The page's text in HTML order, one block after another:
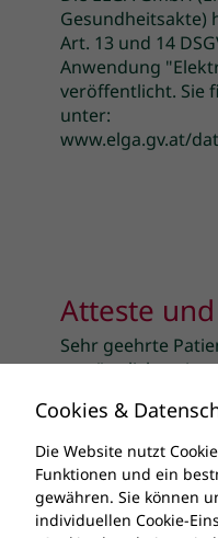
Gesundheitsakte)
Art. 13 und 14
Anwendung
veröffentlicht. Sie
unter:
www.elga.gv.at/
Atteste
Sehr geehrte
von ärztlichen
von der
daher privat
Verständnis, Ihr
Cookies &
Die Website nutzt
Funktionen und ein
gewähren. Sie können
individuellen Cookie-